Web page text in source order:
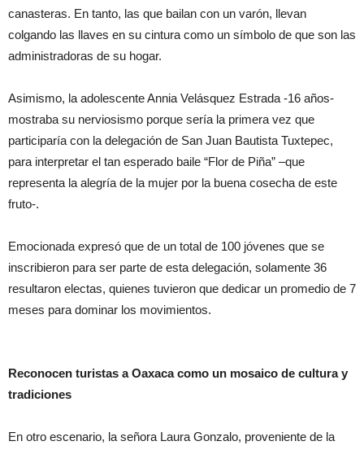
canasteras. En tanto, las que bailan con un varón, llevan
colgando las llaves en su cintura como un símbolo de que son las
administradoras de su hogar.
Asimismo, la adolescente Annia Velásquez Estrada -16 años-
mostraba su nerviosismo porque sería la primera vez que
participaría con la delegación de San Juan Bautista Tuxtepec,
para interpretar el tan esperado baile “Flor de Piña” –que
representa la alegría de la mujer por la buena cosecha de este
fruto-.
Emocionada expresó que de un total de 100 jóvenes que se
inscribieron para ser parte de esta delegación, solamente 36
resultaron electas, quienes tuvieron que dedicar un promedio de 7
meses para dominar los movimientos.
Reconocen turistas a Oaxaca como un mosaico de cultura y
tradiciones
En otro escenario, la señora Laura Gonzalo, proveniente de la